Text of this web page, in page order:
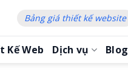
Bảng giá thiết kế website
Kế Web Dịch vụ Blog